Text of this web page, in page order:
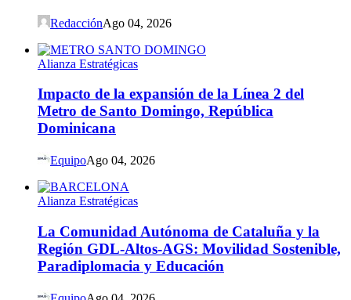
RedacciónAgo 04, 2026
Alianza Estratégicas
Impacto de la expansión de la Línea 2 del
Metro de Santo Domingo, República
Dominicana
EquipoAgo 04, 2026
Alianza Estratégicas
La Comunidad Autónoma de Cataluña y la
Región GDL-Altos-AGS: Movilidad Sostenible,
Paradiplomacia y Educación